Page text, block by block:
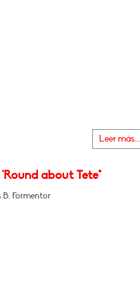
Leer más...
about Tete"
Formentor